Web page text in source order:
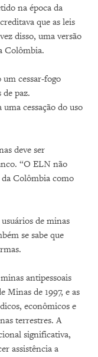
na época da
que as leis
disso, uma versão
Colômbia.
cessar-fogo
paz.
cessação do uso
deve ser
“O ELN não
Colômbia como
de minas
se sabe que
antipessoais
Minas de 1997, e as
econômicos e
terrestres. A
significativa,
assistência a